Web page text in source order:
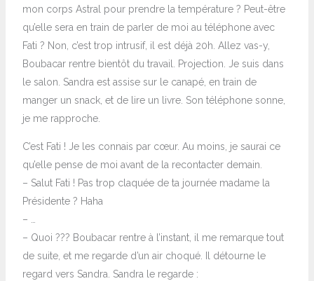
mon corps Astral pour prendre la température ? Peut-être
qu’elle sera en train de parler de moi au téléphone avec
Fati ? Non, c’est trop intrusif, il est déjà 20h. Allez vas-y,
Boubacar rentre bientôt du travail. Projection. Je suis dans
le salon. Sandra est assise sur le canapé, en train de
manger un snack, et de lire un livre. Son téléphone sonne,
je me rapproche.
C’est Fati ! Je les connais par cœur. Au moins, je saurai ce
qu’elle pense de moi avant de la recontacter demain.
– Salut Fati ! Pas trop claquée de ta journée madame la
Présidente ? Haha
– …
– Quoi ??? Boubacar rentre à l’instant, il me remarque tout
de suite, et me regarde d’un air choqué. Il détourne le
regard vers Sandra. Sandra le regarde :